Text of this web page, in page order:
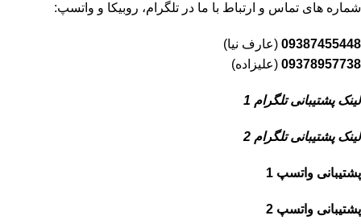
شماره های تماس و ارتباط با ما در تلگرام، روبیکا و واتسپ:
09387455448 (عارف نیا)
09378957738 (علیزاده)
لینک پشتیبانی تلگرام 1
لینک پشتیبانی تلگرام 2
پشتیبانی واتسپ 1
پشتیبانی واتسپ 2